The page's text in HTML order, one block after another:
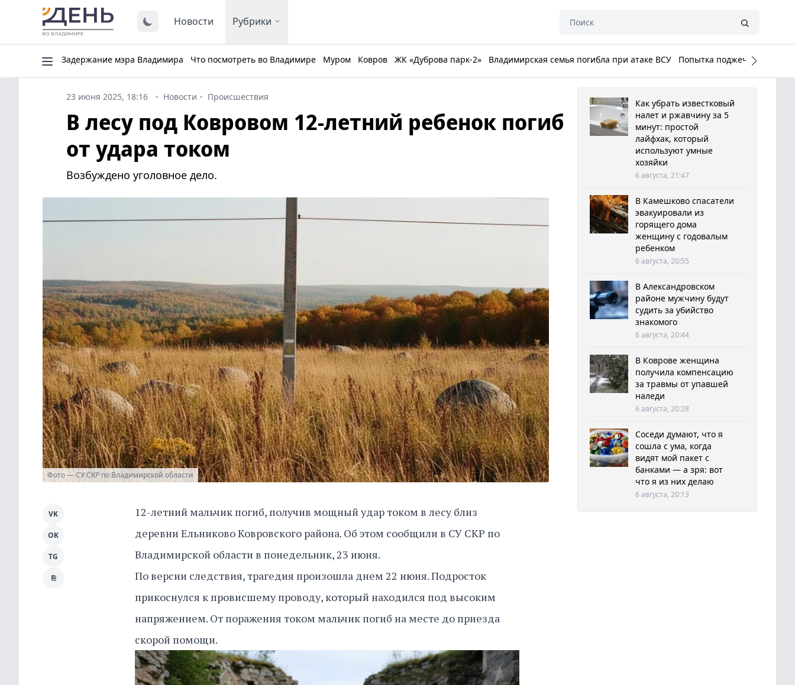
Новости Рубрики
Задержание мэра Владимира Что посмотреть во Владимире Муром Ковров ЖК «Дуброва парк-2» Владимирская семья погибла при атаке ВСУ Попытка поджечь Белый
23 июня 2025, 18:16 Новости Происшествия
В лесу под Ковровом 12-летний ребенок погиб
от удара током
Возбуждено уголовное дело.
Фото — СУ СКР по Владимирской области
12-летний мальчик погиб, получив мощный удар током в лесу близ
деревни Ельниково Ковровского района. Об этом сообщили в СУ СКР по
Владимирской области в понедельник, 23 июня.
По версии следствия, трагедия произошла днем 22 июня. Подросток
прикоснулся к провисшему проводу, который находился под высоким
напряжением. От поражения током мальчик погиб на месте до приезда
скорой помощи.
VK
OK
TG
⎘
Как убрать известковый
налет и ржавчину за 5
минут: простой
лайфхак, который
используют умные
хозяйки
6 августа, 21:47
В Камешково спасатели
эвакуировали из
горящего дома
женщину с годовалым
ребенком
6 августа, 20:55
В Александровском
районе мужчину будут
судить за убийство
знакомого
6 августа, 20:44
В Коврове женщина
получила компенсацию
за травмы от упавшей
наледи
6 августа, 20:28
Соседи думают, что я
сошла с ума, когда
видят мой пакет с
банками — а зря: вот
что я из них делаю
6 августа, 20:13